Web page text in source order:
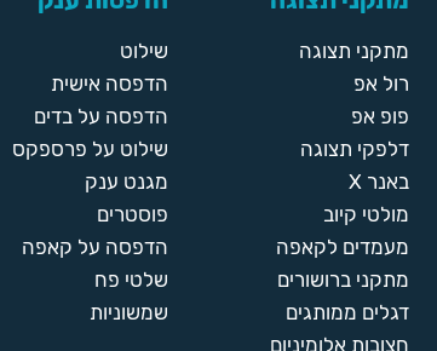
מתקני תצוגה
רול אפ
פופ אפ
דלפקי תצוגה
באנר X
מולטי קיוב
מעמדים לקאפה
מתקני ברושורים
דגלים ממותגים
חצובות אלומיניום
שילוט
הדפסה אישית
הדפסה על בדים
שילוט על פרספקס
מגנט ענק
פוסטרים
הדפסה על קאפה
שלטי פח
שמשוניות